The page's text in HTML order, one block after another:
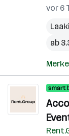
vor 6
ab